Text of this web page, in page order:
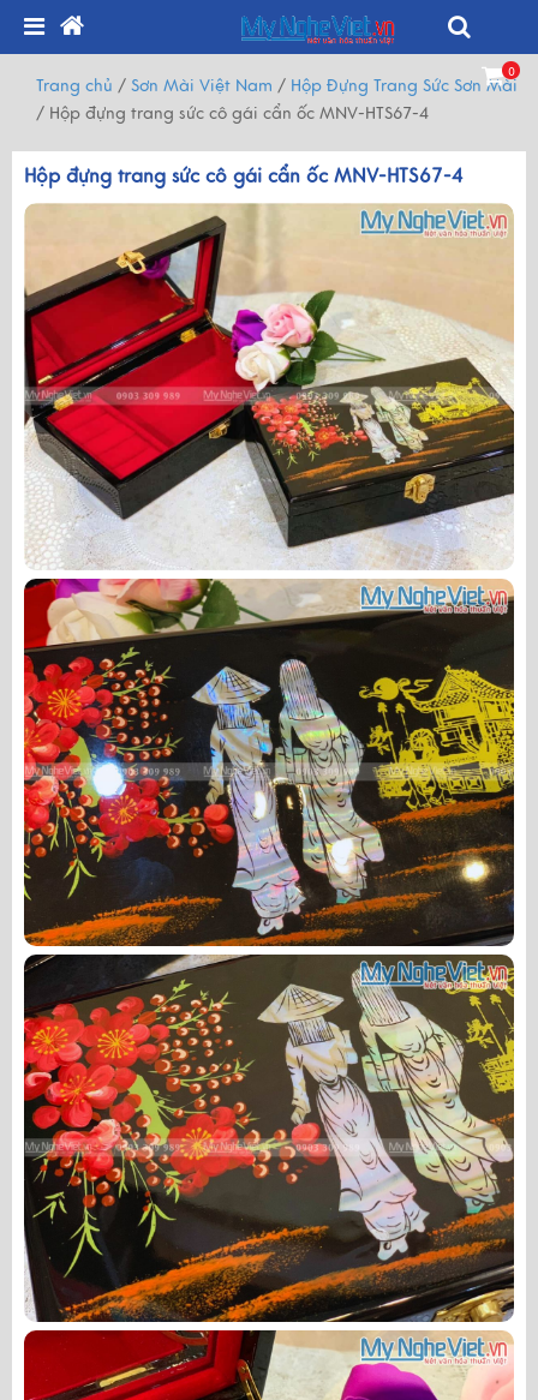
0
Trang chủ / Sơn Mài Việt Nam / Hộp Đựng Trang Sức Sơn Mài
/ Hộp đựng trang sức cô gái cẩn ốc MNV-HTS67-4
Hộp đựng trang sức cô gái cẩn ốc MNV-HTS67-4